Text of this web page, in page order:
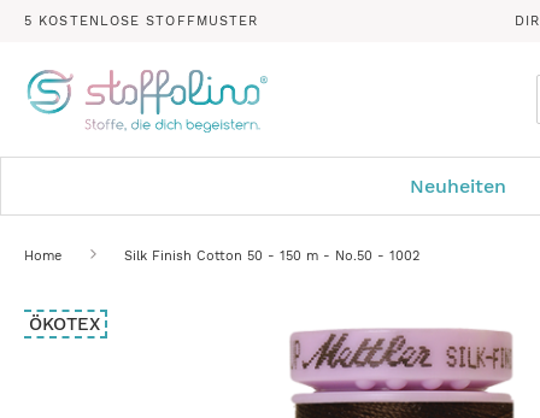
5 KOSTENLOSE STOFFMUSTER
Neuheiten
Home Silk Finish Cotton 50 - 150 m - No.50 - 1002
Zum
Ende
ÖKOTEX